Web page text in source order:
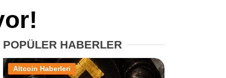
XRP Haberleri
Memecoin Haberleri
POPÜLER HABERLER
Altcoin Haberleri